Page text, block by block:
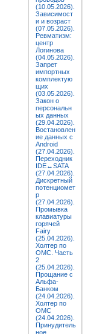
(10.05.2026).
Зависимост
и и возраст
(07.05.2026).
Ревматизм:
центр
Логинова
(04.05.2026).
Запрет
импортных
комплектую
щих
(03.05.2026).
Закон о
персональн
ых данных
(29.04.2026).
Востановлен
ие данных с
Android
(27.04.2026).
Переходник
IDE↔SATA
(27.04.2026).
Дискретный
потенциомет
р
(27.04.2026).
Промывка
клавиатуры
горячей
Fairy
(25.04.2026).
Холтер по
ОМС. Часть
2
(25.04.2026).
Прощание с
Альфа-
Банком
(24.04.2026).
Холтер по
ОМС
(24.04.2026).
Принудитель
ное